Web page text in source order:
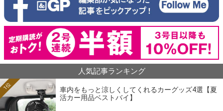
人気記事ランキング
車内をもっと涼しくしてくれるカーグッズ4選【夏
活カー用品ベストバイ】
1位